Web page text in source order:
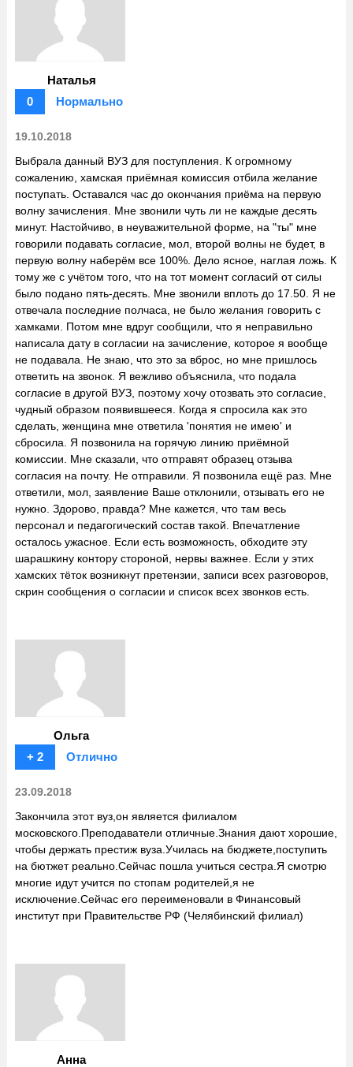
Наталья
0
Нормально
19.10.2018
Выбрала данный ВУЗ для поступления. К огромному
сожалению, хамская приёмная комиссия отбила желание
поступать. Оставался час до окончания приёма на первую
волну зачисления. Мне звонили чуть ли не каждые десять
минут. Настойчиво, в неуважительной форме, на "ты" мне
говорили подавать согласие, мол, второй волны не будет, в
первую волну наберём все 100%. Дело ясное, наглая ложь. К
тому же с учётом того, что на тот момент согласий от силы
было подано пять-десять. Мне звонили вплоть до 17.50. Я не
отвечала последние полчаса, не было желания говорить с
хамками. Потом мне вдруг сообщили, что я неправильно
написала дату в согласии на зачисление, которое я вообще
не подавала. Не знаю, что это за вброс, но мне пришлось
ответить на звонок. Я вежливо объяснила, что подала
согласие в другой ВУЗ, поэтому хочу отозвать это согласие,
чудный образом появившееся. Когда я спросила как это
сделать, женщина мне ответила 'понятия не имею' и
сбросила. Я позвонила на горячую линию приёмной
комиссии. Мне сказали, что отправят образец отзыва
согласия на почту. Не отправили. Я позвонила ещё раз. Мне
ответили, мол, заявление Ваше отклонили, отзывать его не
нужно. Здорово, правда? Мне кажется, что там весь
персонал и педагогический состав такой. Впечатление
осталось ужасное. Если есть возможность, обходите эту
шарашкину контору стороной, нервы важнее. Если у этих
хамских тёток возникнут претензии, записи всех разговоров,
скрин сообщения о согласии и список всех звонков есть.
Ольга
+ 2
Отлично
23.09.2018
Закончила этот вуз,он является филиалом
московского.Преподаватели отличные.Знания дают хорошие,
чтобы держать престиж вуза.Училась на бюджете,поступить
на бютжет реально.Сейчас пошла учиться сестра.Я смотрю
многие идут учится по стопам родителей,я не
исключение.Сейчас его переименовали в Финансовый
институт при Правительстве РФ (Челябинский филиал)
Анна